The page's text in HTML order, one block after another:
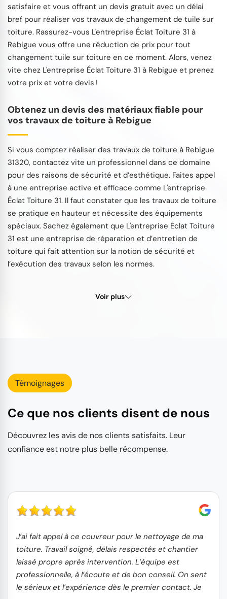
satisfaire et vous offrant un devis gratuit avec un délai
bref pour réaliser vos travaux de changement de tuile sur
toiture. Rassurez-vous L'entreprise Éclat Toiture 31 à
Rebigue vous offre une réduction de prix pour tout
changement tuile sur toiture en ce moment. Alors, venez
vite chez L'entreprise Éclat Toiture 31 à Rebigue et prenez
votre prix et votre devis !
Obtenez un devis des matériaux fiable pour
vos travaux de toiture à Rebigue
Si vous comptez réaliser des travaux de toiture à Rebigue
31320, contactez vite un professionnel dans ce domaine
pour des raisons de sécurité et d’esthétique. Faites appel
à une entreprise active et efficace comme L'entreprise
Éclat Toiture 31. Il faut constater que les travaux de toiture
se pratique en hauteur et nécessite des équipements
spéciaux. Sachez également que L'entreprise Éclat Toiture
31 est une entreprise de réparation et d’entretien de
toiture qui fait attention sur la notion de sécurité et
l’exécution des travaux selon les normes.
Voir plus
Témoignages
Ce que nos clients disent de nous
Découvrez les avis de nos clients satisfaits. Leur
confiance est notre plus belle récompense.
J’ai fait appel à ce couvreur pour le nettoyage de ma
toiture. Travail soigné, délais respectés et chantier
laissé propre après intervention. L’équipe est
professionnelle, à l’écoute et de bon conseil. On sent
le sérieux et l’expérience dès le premier contact. Je